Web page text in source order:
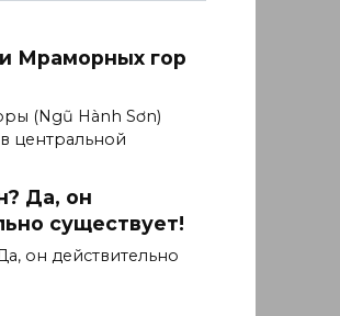
Мраморных гор
(Ngũ Hành Sơn)
центральной
Да, он
существует!
он действительно